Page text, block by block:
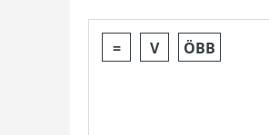
= V ÖBB